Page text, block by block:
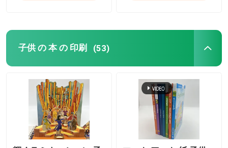
プロダクト
子供 の 本 の 印刷 (53)